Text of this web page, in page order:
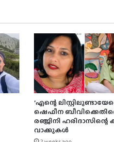
‘എന്റെ
ഷെഫീന
രഞ്ജിനി
വാക്കുകൾ